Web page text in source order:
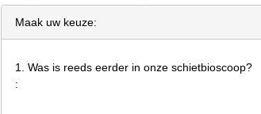
Maak uw keuze:
1. Was is reeds eerder in onze schietbioscoop?
: